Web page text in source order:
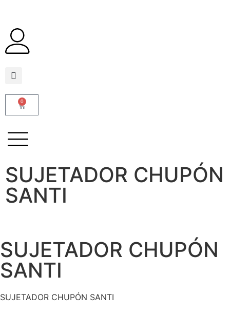
0
SUJETADOR CHUPÓN
SANTI
SUJETADOR CHUPÓN
SANTI
SUJETADOR CHUPÓN SANTI